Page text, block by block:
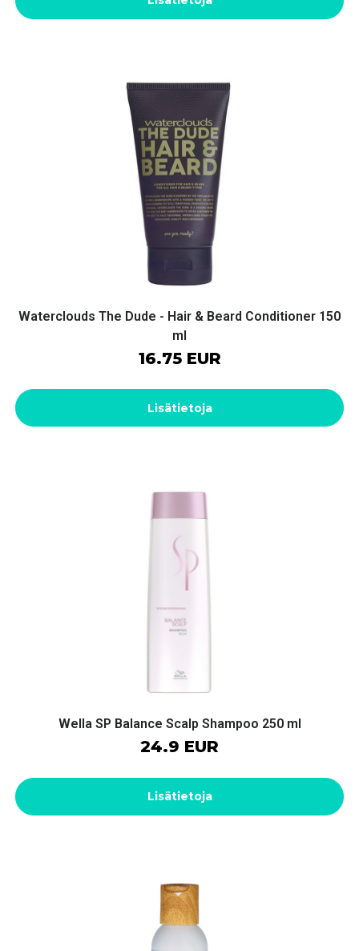
Waterclouds The Dude - Hair & Beard Conditioner 150
ml
16.75 EUR
Lisätietoja
Wella SP Balance Scalp Shampoo 250 ml
24.9 EUR
Lisätietoja